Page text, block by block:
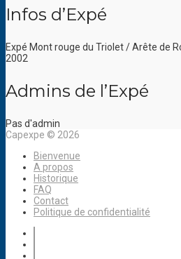
Infos d’Expé
Expé Mont rouge du Triolet / Arête de
2002
Admins de l’Expé
Pas d'admin
Capexpe © 2026
Bienvenue
A propos
Historique
FAQ
Contact
Politique de confidentialité